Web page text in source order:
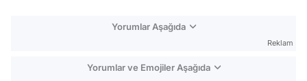
Yorumlar Aşağıda
Reklam
Yorumlar ve Emojiler Aşağıda